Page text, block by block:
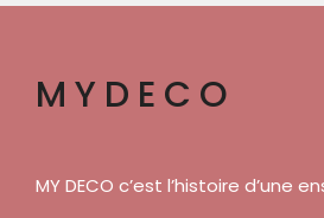
MYDECO
MY DECO c’est l’histoire d’une